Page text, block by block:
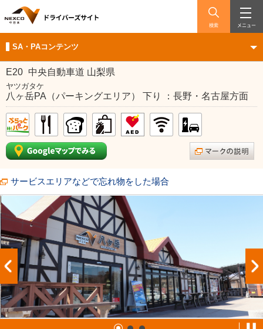
検索 メニュー
SA・PAコンテンツ
E20 中央自動車道 山梨県
ヤツガタケ
八ヶ岳PA（パーキングエリア） 下り ：長野・名古屋方面
サービスエリアなどで忘れ物をした場合